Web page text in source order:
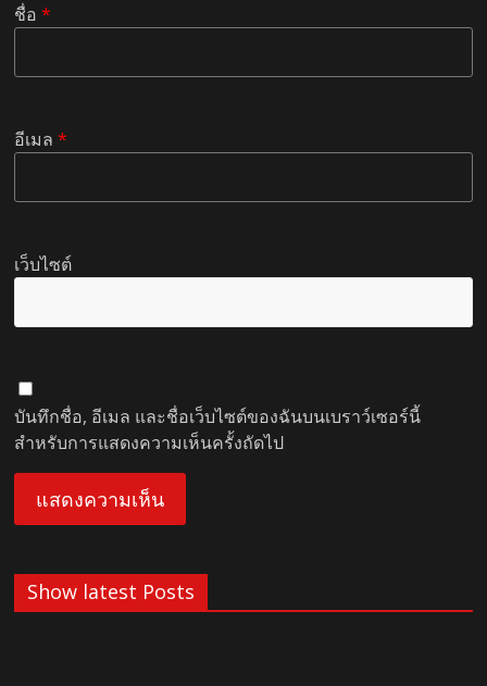
ชื่อ*
อีเมล*
เว็บไซต์
บันทึกชื่อ, อีเมล และชื่อเว็บไซต์ของฉันบนเบราว์เซอร์นี้
สำหรับการแสดงความเห็นครั้งถัดไป
Show latest Posts